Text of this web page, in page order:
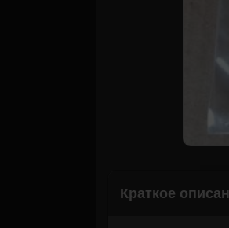
Краткое